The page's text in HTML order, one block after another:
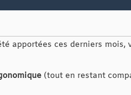
apportées ces derniers mois,
(tout en restant